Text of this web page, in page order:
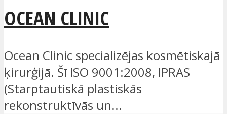
OCEAN CLINIC
Ocean Clinic specializējas kosmētiskajā
ķirurģijā. Šī ISO 9001:2008, IPRAS
(Starptautiskā plastiskās
rekonstruktīvās un...